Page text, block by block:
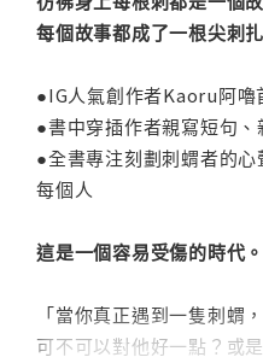
每個故事都成了一根尖刺
●IG人氣創作者Kaoru阿嚕
●書中穿插作者親寫短句
●全書專注刻劃刺蝟者的
每個人
這是一個容易受傷的時代。
「當你真正遇到一隻刺蝟
可不可以對他好一點？或